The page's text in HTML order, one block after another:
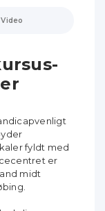
Video
fyldt med
er
midt